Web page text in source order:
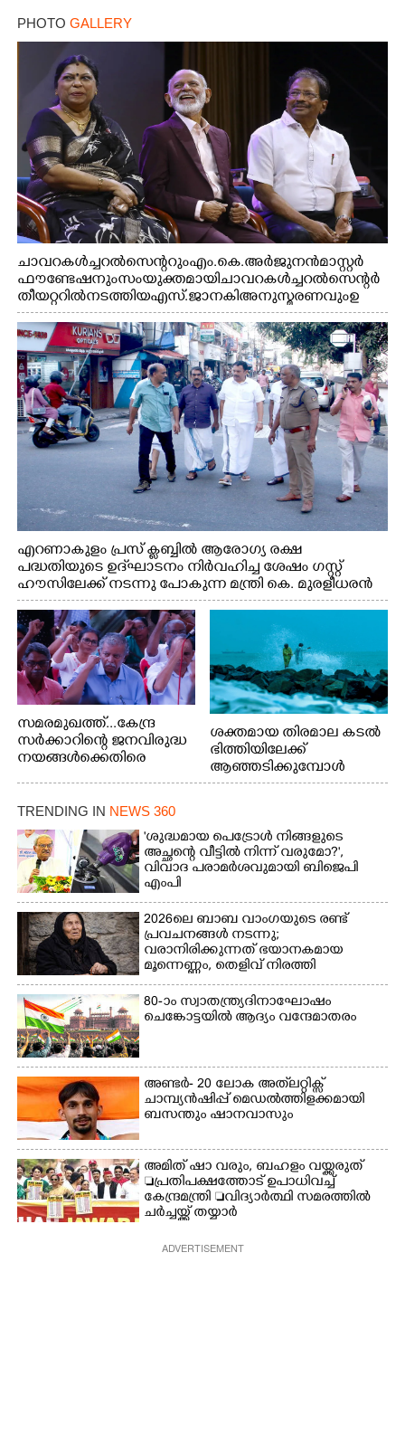
PHOTO GALLERY
ചാവറ കൾച്ചറൽ സെന്ററും എം.കെ. അർജുനൻ മാസ്റ്റർ
ഫൗണ്ടേഷനും സംയുക്തമായി ചാവറ കൾച്ചറൽ സെന്റർ
തീയറ്ററിൽ നടത്തിയ എസ്. ജാനകി അനുസ്മരണവും ഉ
ദ്ഘാടനം ചെയ്യാനെത്തിയ സംഗീത സംവിധായകൻ ജെറി
അമൽദേവ്, ഗായിക ജെൻസി, എം.കെ. അർജുനൻ
ഫൗണ്ടേഷൻ ചെയർമാൻ ഡോ. രാധാകൃഷ്ണൻ എന്നിവർ
എറണാകുളം പ്രസ് ക്ലബ്ബിൽ ആരോഗ്യ രക്ഷ
പദ്ധതിയുടെ ഉദ്‌ഘാടനം നിർവഹിച്ച ശേഷം ഗസ്റ്റ്
ഹൗസിലേക്ക് നടന്നു പോകുന്ന മന്ത്രി കെ. മുരളീധരൻ
സമരമുഖത്ത്...കേന്ദ്ര
സർക്കാറിന്റെ ജനവിരുദ്ധ
നയങ്ങൾക്കെതിരെ
ഓഫീസിനു മുന്നിൽ
കർഷക തൊഴിലാളി
സംയുക്ത സമര സമിതി
സംഘടിപ്പിച്ച ജയിൽ
നിറയ്ക്കൽ സമരത്തിൽ
പങ്കെടുത്തുകൊണ്ട്
മുദ്രാവാക്യം വിളിക്കുന്ന
മുൻ മന്ത്രി എസ്. ശർമ്മ
ശക്തമായ തിരമാല കടൽ
ഭിത്തിയിലേക്ക്
ആഞ്ഞടിക്കുമ്പോൾ
അപകടകരമായ രീതിയിൽ
ബീച്ചിൽ നിന്നുള്ള കാഴ്ച്ച
TRENDING IN NEWS 360
'ശുദ്ധമായ പെട്രോൾ നിങ്ങളുടെ
അച്ഛന്റെ വീട്ടിൽ നിന്ന് വരുമോ?',
വിവാദ പരാമർശവുമായി ബിജെപി
എംപി
2026ലെ ബാബ വാംഗയുടെ രണ്ട്
പ്രവചനങ്ങൾ നടന്നു;
വരാനിരിക്കുന്നത് ഭയാനകമായ
മൂന്നെണ്ണം, തെളിവ് നിരത്തി
അനുയായികൾ
80-ാം സ്വാതന്ത്ര്യദിനാഘോഷം
ചെങ്കോട്ടയിൽ ആദ്യം വന്ദേമാതരം
അണ്ടർ- 20 ലോക അത്‌ലറ്റിക്സ്
ചാമ്പ്യൻഷിപ്പ് മെഡൽത്തിളക്കമായി
ബസന്തും ഷാനവാസും
അമിത് ഷാ വരും, ബഹളം വയ്ക്കരുത്
പ്രതിപക്ഷത്തോട് ഉപാധിവച്ച്
കേന്ദ്രമന്ത്രി വിദ്യാർത്ഥി സമരത്തിൽ
ചർച്ചയ്ക്ക് തയ്യാർ
ADVERTISEMENT